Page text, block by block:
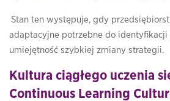
Stan ten występuje, gdy
adaptacyjne potrzebne do
umiejętność szybkiej zmiany strategii.
Kultura ciągłego uczenia
Continuous Learning